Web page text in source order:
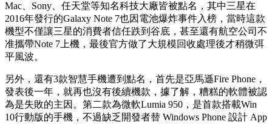
Mac、Sony、任天堂等知名科技大廠皆被點名，其中三星在
2016年發行的Galaxy Note 7也因電池爆炸事件入榜，當時這款
機型不僅讓三星的消費者信任跌到谷底，甚至還有航空公司不
准攜帶Note 7上機，最後官方做了大規模回收處理後才稍微弭
平風波。
另外，還有3款智慧手機遭到點名，首先是亞馬遜Fire Phone，
發表後一年，就再也沒有後續機款，據了解，糟糕的軟體被認
為是失敗的主因。第二款為微軟Lumia 950，是首款搭載Win
10行動版的手機，不過缺乏開發者替 Windows Phone 設計 App